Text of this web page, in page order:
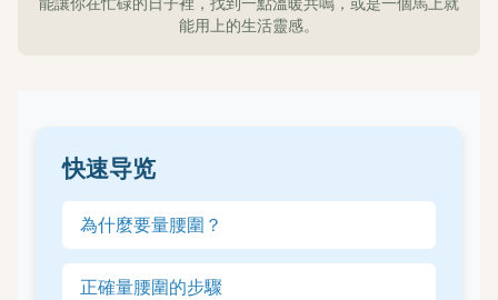
能用上的生活靈感。
快速导览
為什麼要量腰圍？
正確量腰圍的步驟